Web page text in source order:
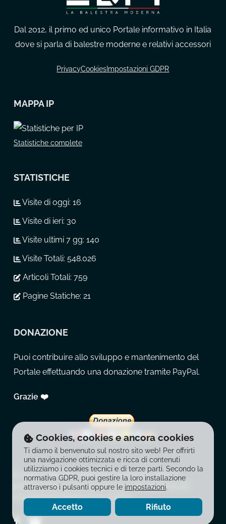
Dal 2012, il primo ed unico Portale informativo in Italia
dove si parla di balestre moderne e relativi accessori
PrivacyCookies Impostazioni GDPR
MAPPA IP
Statistiche complete
STATISTICHE
Visite di oggi: 16
Visite di ieri: 30
Visite ultimi 7 gg: 140
Visite Totali: 548.026
Articoli Totali: 759
Pagine Statiche: 21
DONAZIONE
Puoi contribuire allo sviluppo e mantenimento del
Portale effettuando una donazione tramite PayPal.
Grazie ❤️
© 2026 La Balestra Moderna. È vietata la copia, la
pubblicazione, la riproduzione e la redistribuzione dei
contenuti in qualsiasi modo o forma.
facebook
Cookies, cookies e ancora cookies
Ti diamo il benvenuto sul nostro sito web! Per offrirti
una navigazione ottimizzata e ricca di contenuti
utilizziamo i cookies tecnici e di terze parti. Secondo la
normativa GDPR, puoi gestire la loro installazione
attraverso i pulsanti oppure le impostazioni.
Accetto Rifiuto